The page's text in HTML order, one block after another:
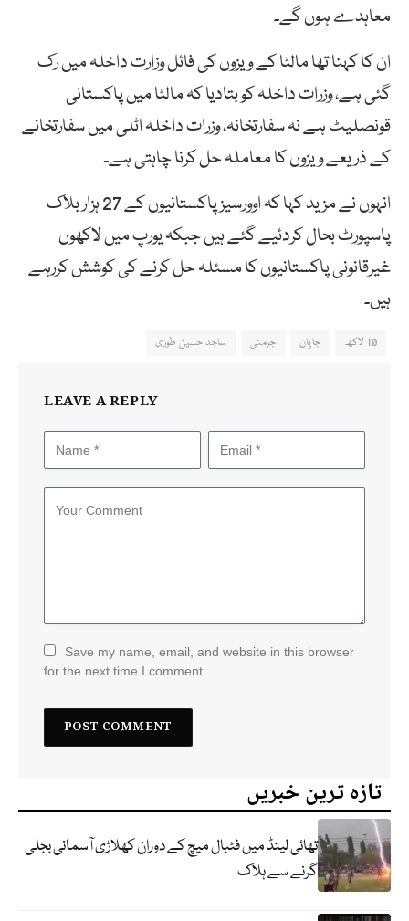
معاہدے ہوں گے۔
ان کا کہنا تھا مالٹا کے ویزوں کی فائل وزارت داخلہ میں رک
گئی ہے، وزرات داخلہ کو بتادیا کہ مالٹا میں پاکستانی
قونصلیٹ ہے نہ سفارتخانہ، وزرات داخلہ اٹلی میں سفارتخانے
کے ذریعے ویزوں کا معاملہ حل کرنا چاہتی ہے۔
انہوں نے مزید کہا کہ اوورسیز پاکستانیوں کے 27 ہزار بلاک
پاسپورٹ بحال کردئیے گئے ہیں جبکہ یورپ میں لاکھوں
غیرقانونی پاکستانیوں کا مسئلہ حل کرنے کی کوشش کررہے
ہیں۔
10 لاکھ جاپان جرمنی ساجد حسین طوری
LEAVE A REPLY
Save my name, email, and website in this browser
for the next time I comment.
تازہ ترین خبریں
تھائی لینڈ میں فٹبال میچ کے دوران کھلاڑی آسمانی بجلی
گرنے سے ہلاک